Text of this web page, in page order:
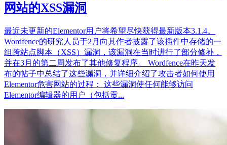
网站的XSS漏洞
最近未更新的Elementor用户将希望尽快获得最新版本3.1.4。
Wordfence的研究人员于2月向其作者披露了该插件中存储的一
组跨站点脚本（XSS）漏洞，该漏洞在当时进行了部分修补，
并在3月的第二周发布了其他修复程序。 Wordfence在昨天发
布的帖子中总结了这些漏洞，并详细介绍了攻击者如何使用
Elementor危害网站的过程： 这些漏洞使任何能够访问
Elementor编辑器的用户（包括贡...